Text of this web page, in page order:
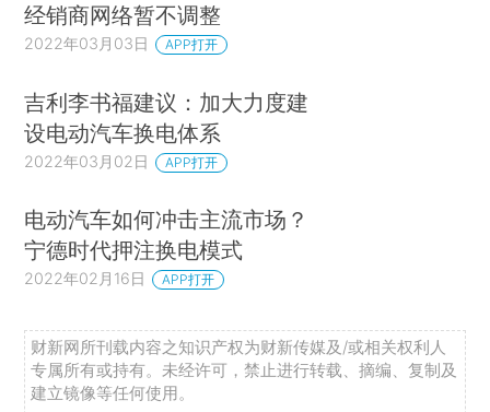
经销商网络暂不调整
2022年03月03日 APP打开
吉利李书福建议：加大力度建
设电动汽车换电体系
2022年03月02日 APP打开
电动汽车如何冲击主流市场？
宁德时代押注换电模式
2022年02月16日 APP打开
财新网所刊载内容之知识产权为财新传媒及/或相关权利人
专属所有或持有。未经许可，禁止进行转载、摘编、复制及
建立镜像等任何使用。